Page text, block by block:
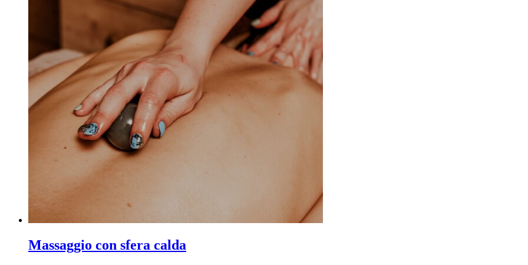
Massaggio con sfera calda